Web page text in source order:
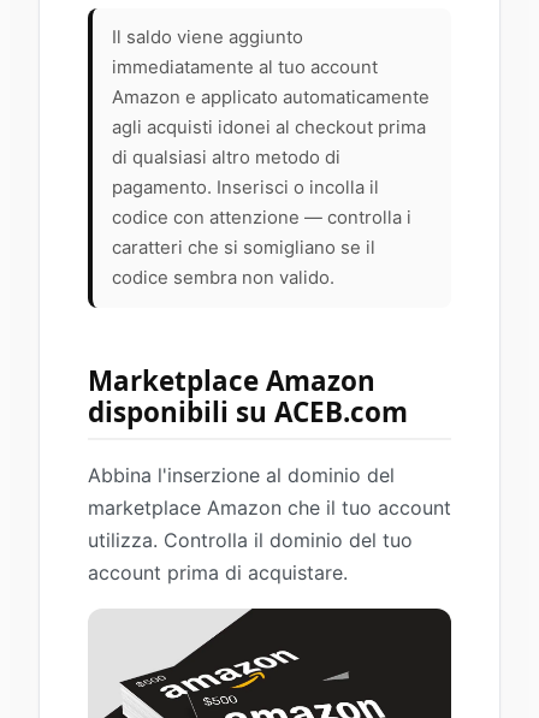
Il saldo viene aggiunto
immediatamente al tuo account
Amazon e applicato automaticamente
agli acquisti idonei al checkout prima
di qualsiasi altro metodo di
pagamento. Inserisci o incolla il
codice con attenzione — controlla i
caratteri che si somigliano se il
codice sembra non valido.
Marketplace Amazon
disponibili su ACEB.com
Abbina l'inserzione al dominio del
marketplace Amazon che il tuo account
utilizza. Controlla il dominio del tuo
account prima di acquistare.